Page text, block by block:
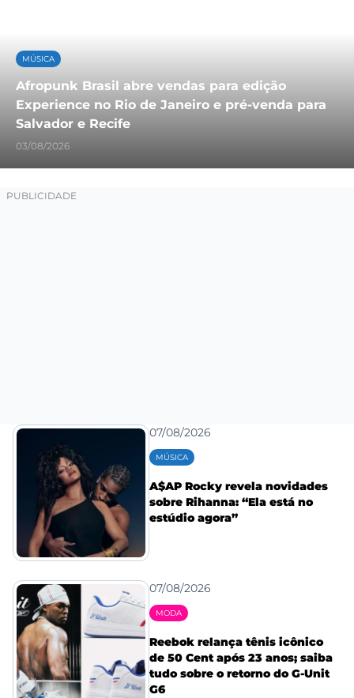
MÚSICA
Afropunk Brasil abre vendas para edição
Experience no Rio de Janeiro e pré-venda para
Salvador e Recife
03/08/2026
07/08/2026
MÚSICA
A$AP Rocky revela novidades
sobre Rihanna: “Ela está no
estúdio agora”
07/08/2026
MODA
Reebok relança tênis icônico
de 50 Cent após 23 anos; saiba
tudo sobre o retorno do G-Unit
G6